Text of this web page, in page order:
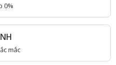
0%
mắc